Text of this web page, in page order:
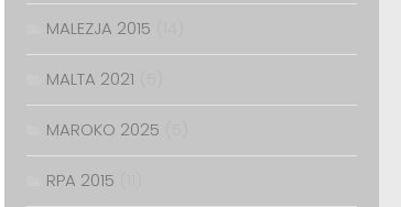
MALEZJA 2015
MALTA 2021
MAROKO 2025
RPA 2015